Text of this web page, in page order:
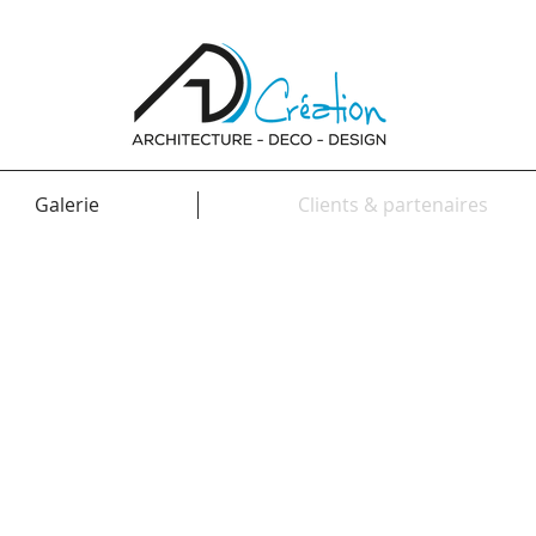
Galerie Clients & partenaires